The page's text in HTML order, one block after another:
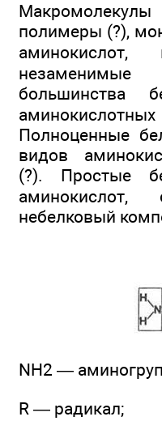
полимеры (?),
Полноценные
видов
(?). Простые
аминокислот,
небелковый
NH2 —
R — радикал;